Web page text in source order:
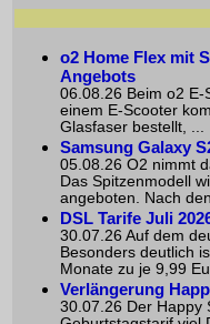
o2 Home Flex mit
Angebots
06.08.26 Beim o2
einem E-Scooter
Glasfaser bestellt, ...
Samsung Galaxy
05.08.26 O2 nimmt
Das Spitzenmodell
angeboten. Nach
DSL Tarife Juli
30.07.26 Auf dem
Besonders deutlich
Monate zu je 9,99
Verlängerung
30.07.26 Der Happy